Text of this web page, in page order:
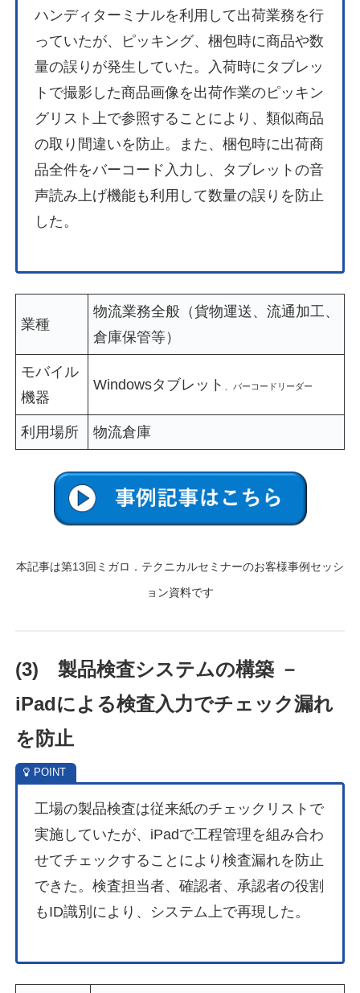
ハンディターミナルを利用して出荷業務を行
っていたが、ピッキング、梱包時に商品や数
量の誤りが発生していた。入荷時にタブレッ
トで撮影した商品画像を出荷作業のピッキン
グリスト上で参照することにより、類似商品
の取り間違いを防止。また、梱包時に出荷商
品全件をバーコード入力し、タブレットの音
声読み上げ機能も利用して数量の誤りを防止
した。
業種
物流業務全般 （貨物運送、流通加工、
倉庫保管等）
モバイル
機器
Windowsタブレット 、バーコードリーダー
利用場所 物流倉庫
本記事は第13回ミガロ．テクニカルセミナーのお客様事例セッシ
ョン資料です
(3) 製品検査システムの構築 －
iPadによる検査入力でチェック漏れ
を防止
工場の製品検査は従来紙のチェックリストで
実施していたが、iPadで工程管理を組み合わ
せてチェックすることにより検査漏れを防止
できた。検査担当者、確認者、承認者の役割
もID識別により、システム上で再現した。